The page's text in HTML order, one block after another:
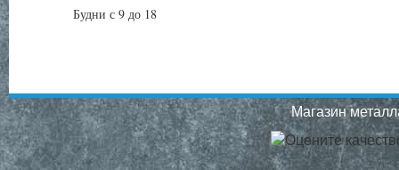
Будни с 9 до 18
Магазин